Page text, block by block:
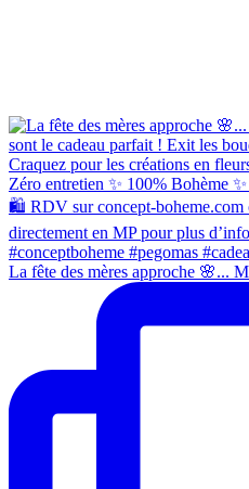
La fête des mères approche 🌸...